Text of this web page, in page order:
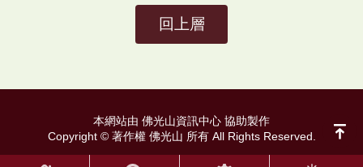
回上層
本網站由 佛光山資訊中心 協助製作
Copyright © 著作權 佛光山 所有 All Rights Reserved.